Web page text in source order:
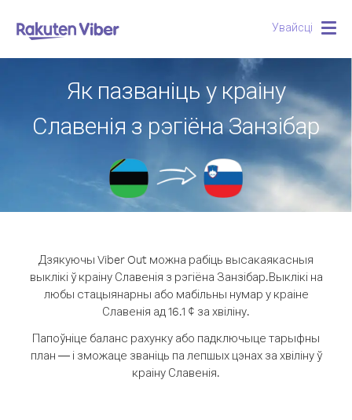
Увайсці
Як пазваніць у краіну
Славенія з рэгіёна Занзібар
Дзякуючы Viber Out можна рабіць высакаякасныя
выклікі ў краіну Славенія з рэгіёна Занзібар.Выклікі на
любы стацыянарны або мабільны нумар у краіне
Славенія ад 16.1 ¢ за хвіліну.
Папоўніце баланс рахунку або падключыце тарыфны
план — і зможаце званіць па лепшых цэнах за хвіліну ў
краіну Славенія.